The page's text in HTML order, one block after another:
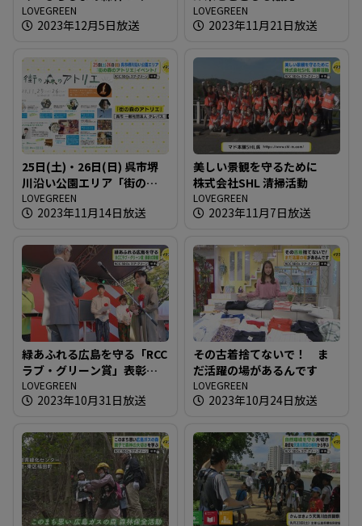
フォーラム
LOVEGREEN
2023年12月5日放送
LOVEGREEN
2023年11月21日放送
25日(土)・26日(日) 呉市堺
川沿い公園エリア「街の森
のアトリエ」イベント！
LOVEGREEN
2023年11月14日放送
美しい景観を守るために
株式会社SHL 清掃活動
LOVEGREEN
2023年11月7日放送
緑あふれる広島を守る「RCC
ラブ・グリーン賞」表彰式
開催
LOVEGREEN
2023年10月31日放送
その古着捨てないで！ ま
だ活躍の場があるんです
LOVEGREEN
2023年10月24日放送